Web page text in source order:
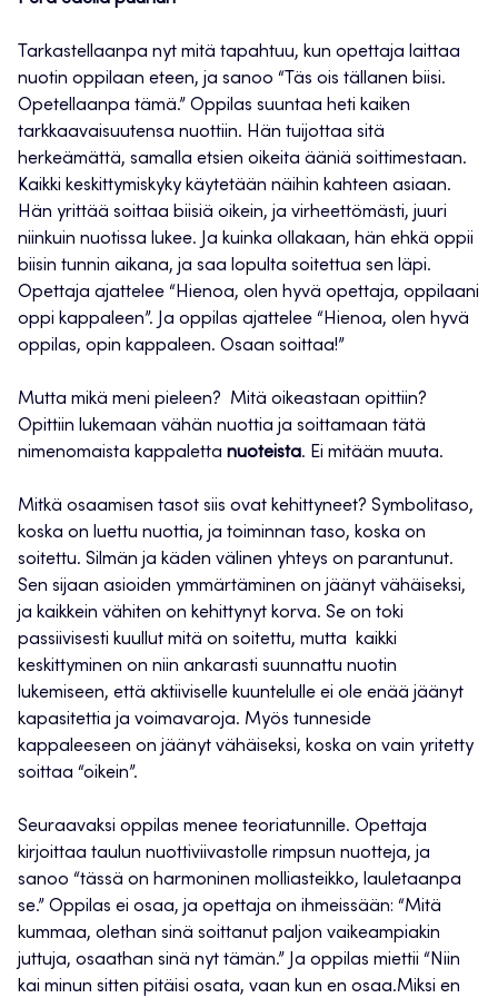
Tarkastellaanpa nyt mitä tapahtuu, kun opettaja laittaa
nuotin oppilaan eteen, ja sanoo “Täs ois tällanen biisi.
Opetellaanpa tämä.” Oppilas suuntaa heti kaiken
tarkkaavaisuutensa nuottiin. Hän tuijottaa sitä
herkeämättä, samalla etsien oikeita ääniä soittimestaan.
Kaikki keskittymiskyky käytetään näihin kahteen asiaan.
Hän yrittää soittaa biisiä oikein, ja virheettömästi, juuri
niinkuin nuotissa lukee. Ja kuinka ollakaan, hän ehkä oppii
biisin tunnin aikana, ja saa lopulta soitettua sen läpi.
Opettaja ajattelee “Hienoa, olen hyvä opettaja, oppilaani
oppi kappaleen”. Ja oppilas ajattelee “Hienoa, olen hyvä
oppilas, opin kappaleen. Osaan soittaa!”
Mutta mikä meni pieleen? Mitä oikeastaan opittiin?
Opittiin lukemaan vähän nuottia ja soittamaan tätä
nimenomaista kappaletta nuoteista. Ei mitään muuta.
Mitkä osaamisen tasot siis ovat kehittyneet? Symbolitaso,
koska on luettu nuottia, ja toiminnan taso, koska on
soitettu. Silmän ja käden välinen yhteys on parantunut.
Sen sijaan asioiden ymmärtäminen on jäänyt vähäiseksi,
ja kaikkein vähiten on kehittynyt korva. Se on toki
passiivisesti kuullut mitä on soitettu, mutta kaikki
keskittyminen on niin ankarasti suunnattu nuotin
lukemiseen, että aktiiviselle kuuntelulle ei ole enää jäänyt
kapasitettia ja voimavaroja. Myös tunneside
kappaleeseen on jäänyt vähäiseksi, koska on vain yritetty
soittaa “oikein”.
Seuraavaksi oppilas menee teoriatunnille. Opettaja
kirjoittaa taulun nuottiviivastolle rimpsun nuotteja, ja
sanoo “tässä on harmoninen molliasteikko, lauletaanpa
se.” Oppilas ei osaa, ja opettaja on ihmeissään: “Mitä
kummaa, olethan sinä soittanut paljon vaikeampiakin
juttuja, osaathan sinä nyt tämän.” Ja oppilas miettii “Niin
kai minun sitten pitäisi osata, vaan kun en osaa.Miksi en